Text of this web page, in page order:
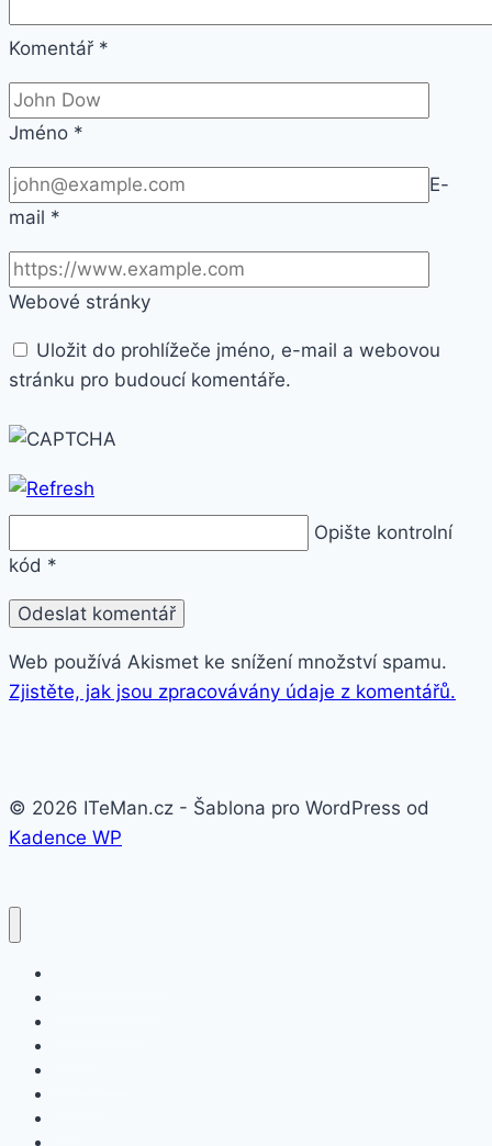
Komentář *
Jméno *
E-
mail *
Webové stránky
Uložit do prohlížeče jméno, e-mail a webovou
stránku pro budoucí komentáře.
Opište kontrolní
kód *
Web používá Akismet ke snížení množství spamu.
Zjistěte, jak jsou zpracovávány údaje z komentářů.
© 2026 ITeMan.cz - Šablona pro WordPress od
Kadence WP